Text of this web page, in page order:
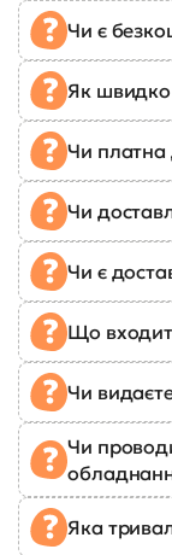
Чи є
Як швидко
Чи платна
Чи
Чи є
Що
Чи
Чи
Яка